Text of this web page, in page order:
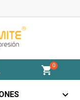
shopping_cart0